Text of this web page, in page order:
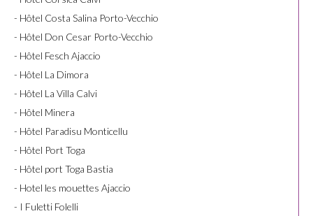
- Hôtel Costa Salina Porto-Vecchio
- Hôtel Don Cesar Porto-Vecchio
- Hôtel Fesch Ajaccio
- Hôtel La Dimora
- Hôtel La Villa Calvi
- Hôtel Minera
- Hôtel Paradisu Monticellu
- Hôtel Port Toga
- Hôtel port Toga Bastia
- Hotel les mouettes Ajaccio
- I Fuletti Folelli